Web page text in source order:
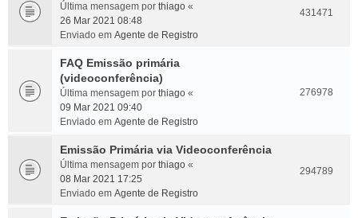
Última mensagem por thiago «
26 Mar 2021 08:48
Enviado em Agente de Registro
431471
FAQ Emissão primária
(videoconferência)
Última mensagem por thiago «
09 Mar 2021 09:40
Enviado em Agente de Registro
276978
Emissão Primária via Videoconferência
Última mensagem por thiago «
08 Mar 2021 17:25
Enviado em Agente de Registro
294789